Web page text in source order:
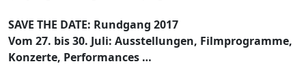
SAVE THE DATE: Rundgang 2017
Vom 27. bis 30. Juli: Ausstellungen, Filmprogramme,
Konzerte, Performances …